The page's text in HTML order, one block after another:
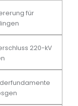
für
220-kV